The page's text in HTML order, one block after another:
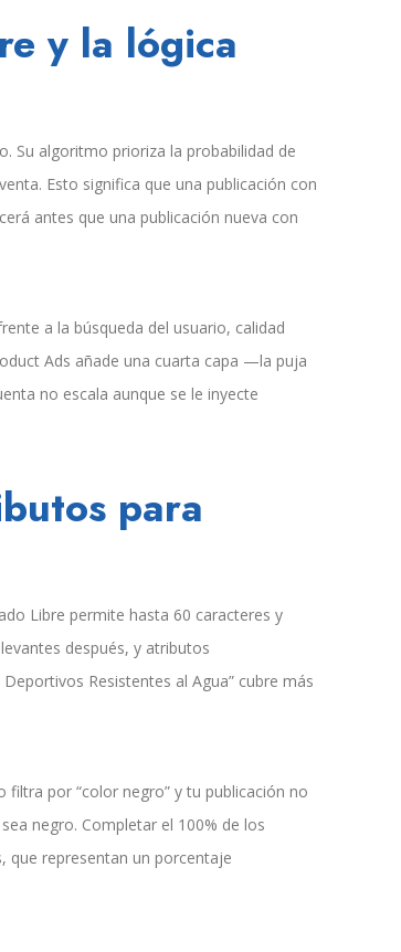
y la lógica
Su algoritmo prioriza la probabilidad de
Esto significa que una publicación con
antes que una publicación nueva con
a la búsqueda del usuario, calidad
Ads añade una cuarta capa —la puja
no escala aunque se le inyecte
para
Libre permite hasta 60 caracteres y
después, y atributos
Resistentes al Agua” cubre más
por “color negro” y tu publicación no
negro. Completar el 100% de los
que representan un porcentaje